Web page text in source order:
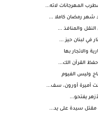
المهرجانات لاته...
شهر رمضان كاملا ...
والمنافذ ...
في لبنان حيز ...
والاتجار بها
القرآن الك...
وليس الفيوم
أميرة أورون، سف...
يفتحو...
سيدة على يد...